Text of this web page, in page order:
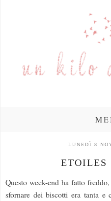
LUNEDÌ 8
ETOILES
Questo week-end ha fatto
sfornare dei biscotti era tanta e